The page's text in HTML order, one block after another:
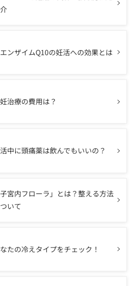
ンザイムQ10の妊活への効果とは
治療の費用は？
中に頭痛薬は飲んでもいいの？
子宮内フローラ」とは？整える方法
いて
たの冷えタイプをチェック！